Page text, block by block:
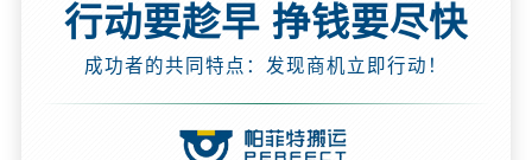
行动要趁早 挣钱要尽快
成功者的共同特点：发现商机立即行动！